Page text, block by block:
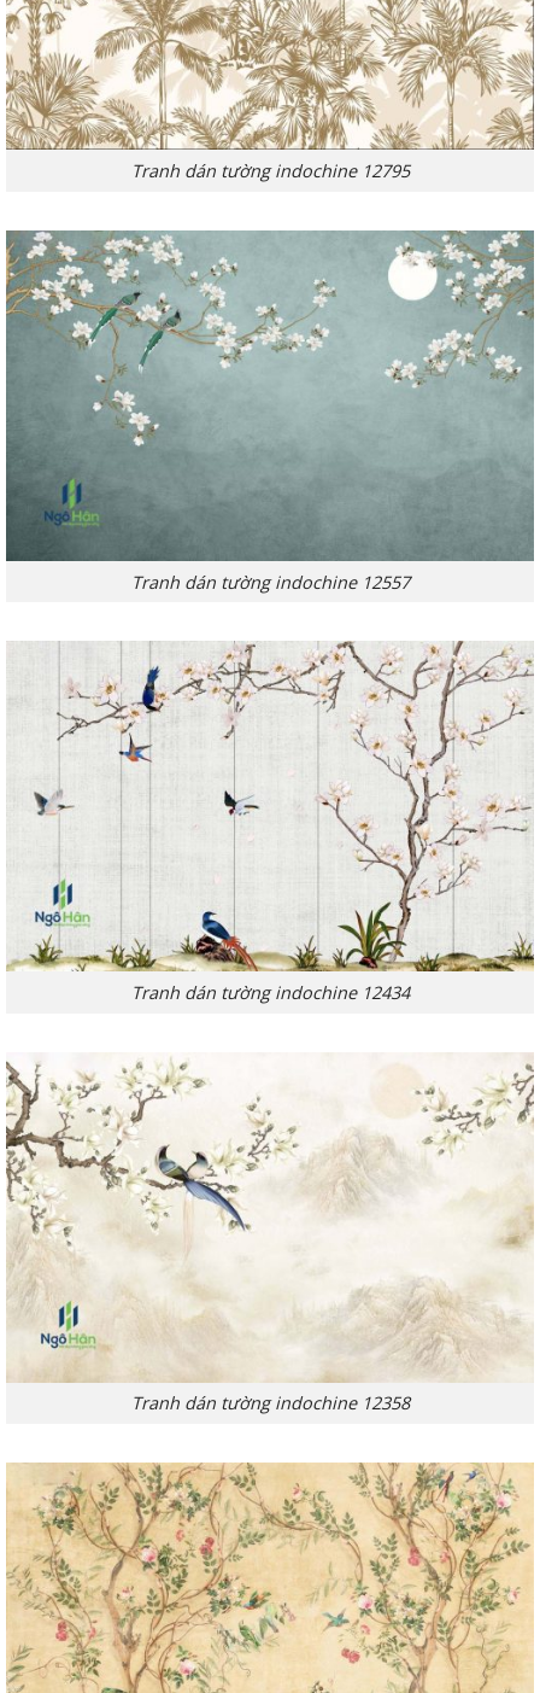
Tranh dán tường indochine 12795
Tranh dán tường indochine 12557
Tranh dán tường indochine 12434
Tranh dán tường indochine 12358